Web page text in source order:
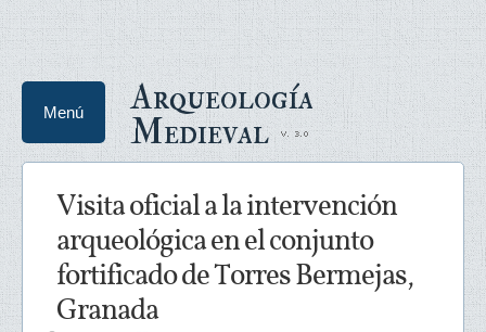
Arqueología
Medieval
Menú
Visita oficial a la intervención
arqueológica en el conjunto
fortificado de Torres Bermejas,
Granada